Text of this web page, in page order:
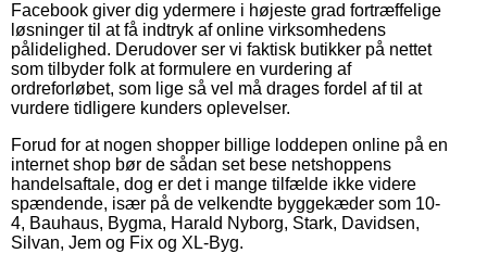
Facebook giver dig ydermere i højeste grad fortræffelige
løsninger til at få indtryk af online virksomhedens
pålidelighed. Derudover ser vi faktisk butikker på nettet
som tilbyder folk at formulere en vurdering af
ordreforløbet, som lige så vel må drages fordel af til at
vurdere tidligere kunders oplevelser.
Forud for at nogen shopper billige loddepen online på en
internet shop bør de sådan set bese netshoppens
handelsaftale, dog er det i mange tilfælde ikke videre
spændende, især på de velkendte byggekæder som 10-
4, Bauhaus, Bygma, Harald Nyborg, Stark, Davidsen,
Silvan, Jem og Fix og XL-Byg.